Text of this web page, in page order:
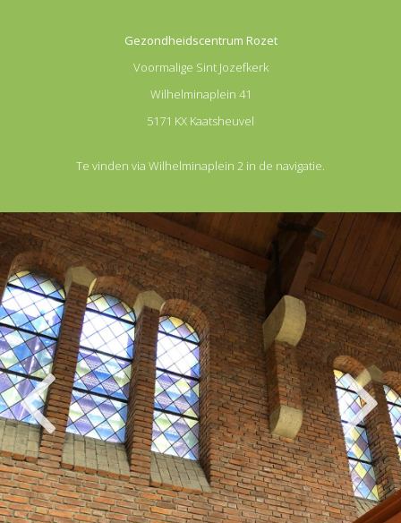
Gezondheidscentrum Rozet
Voormalige Sint Jozefkerk
Wilhelminaplein 41
5171 KX Kaatsheuvel
Te vinden via Wilhelminaplein 2 in de navigatie.
Previous